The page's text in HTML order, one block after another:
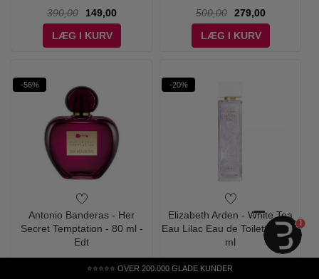
⭐⭐⭐⭐⭐ OVER 200.000 GLADE KUNDER
390,00
149,00
LÆG I KURV
500,00
279,00
LÆG I KURV
-56%
Antonio Banderas - Her
Secret Temptation - 80 ml -
Edt
-20%
Elizabeth Arden - White Tea
Eau Lilac Eau de Toilette - 100
ml
1